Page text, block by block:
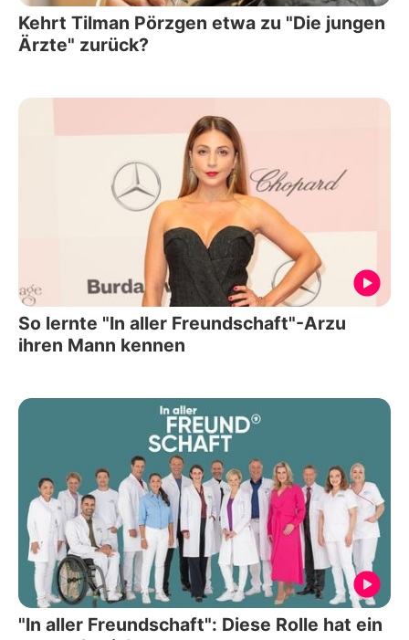
Kehrt Tilman Pörzgen etwa zu "Die jungen
Ärzte" zurück?
So lernte "In aller Freundschaft"-Arzu
ihren Mann kennen
"In aller Freundschaft": Diese Rolle hat ein